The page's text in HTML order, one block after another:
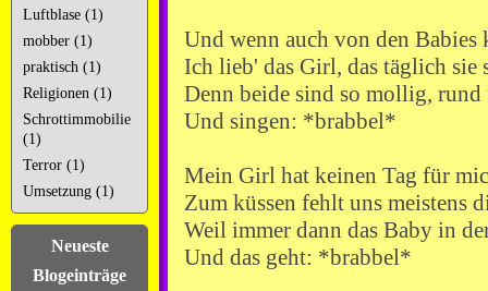
Luftblase (1)
mobber (1)
praktisch (1)
Religionen (1)
Schrottimmobilie
(1)
Terror (1)
Umsetzung (1)
Neueste
Blogeinträge
Und wenn auch von den Babies
Ich lieb' das Girl, das täglich sie
Denn beide sind so mollig,
Und singen: *brabbel*
Mein Girl hat keinen Tag für
Zum küssen fehlt uns meistens
Weil immer dann das Baby in
Und das geht: *brabbel*